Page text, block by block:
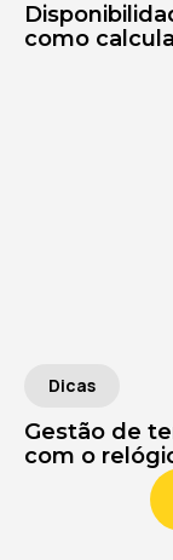
como
Dicas
Gestão de
com o